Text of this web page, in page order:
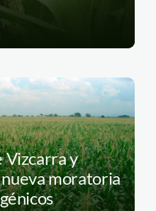
Vizcarra y
moratoria